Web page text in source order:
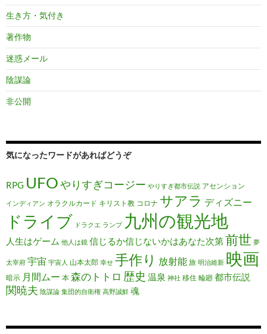
生き方・気付き
著作物
迷惑メール
陰謀論
非公開
気になったワードがあればどうぞ
RPG UFOやりすぎコージー やりすぎ都市伝説 アセンション
インディアン オラクルカード キリスト教 コロナ サアラ ディズニー
ドライブ ドラクエ ランプ 九州の観光地
人生はゲーム 他人は鏡 信じるか信じないかはあなた次第前世 夢
太宰府 宇宙 宇宙人 山本太郎 幸せ 手作り 放射能 旅 明治維新 映画
暗示 月間ムー 本 森のトトロ 歴史 温泉 神社 移住 輪廻 都市伝説
関暁夫 陰謀論 集団的自衛権 高野誠鮮 魂